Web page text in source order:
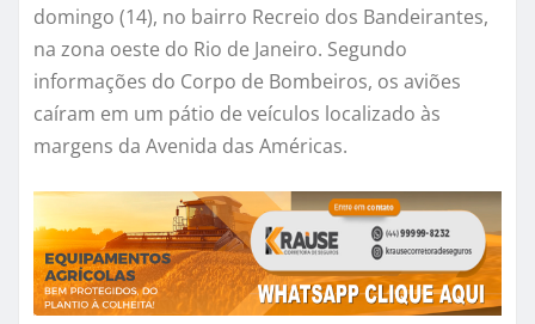
domingo (14), no bairro Recreio dos Bandeirantes,
na zona oeste do Rio de Janeiro. Segundo
informações do Corpo de Bombeiros, os aviões
caíram em um pátio de veículos localizado às
margens da Avenida das Américas.